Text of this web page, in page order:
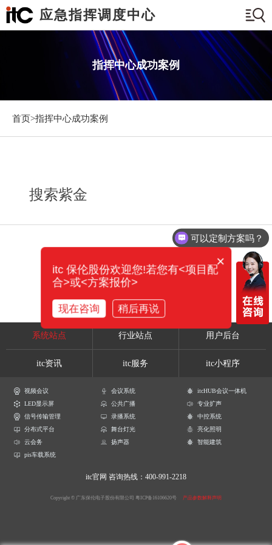
应急指挥调度中心
指挥中心成功案例
首页>指挥中心成功案例
搜索紫金
系统站点 行业站点 用户后台
itc资讯 itc服务 itc小程序
视频会议 会议系统
itcHUB会议一体机
LED显示屏
公共广播
专业扩声
信号传输管理
录播系统
中控系统
分布式平台
舞台灯光
亮化照明
云会务
扬声器
智能建筑
pis车载系统
itc官网 咨询热线：400-991-2218
Copyright © 广东保伦电子股份有限公司 粤ICP备16106620号 产品参数解释声明
可以定制方案吗？
×
itc 保伦股份欢迎您!若您有<项目配
合>或<方案报价>
现在咨询 稍后再说